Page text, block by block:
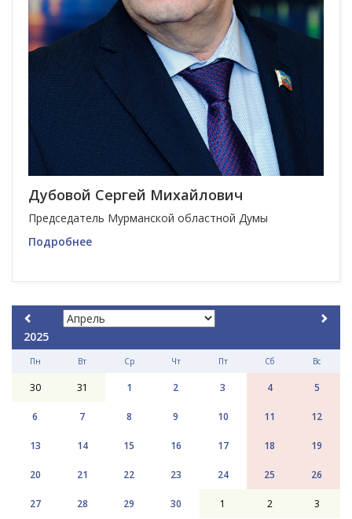
Дубовой Сергей Михайлович
Председатель Мурманской областной Думы
Подробнее
2025
Пн Вт Ср Чт Пт Сб Вс
30 31 1 2 3 4 5
6 7 8 9 10 11 12
13 14 15 16 17 18 19
20 21 22 23 24 25 26
27 28 29 30 1 2 3